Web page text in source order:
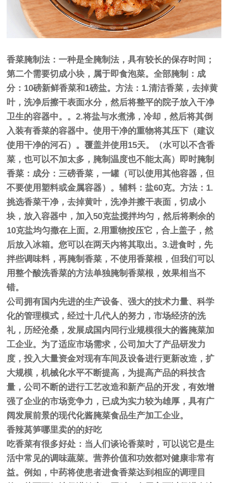
香菜腌制法：一种是全腌制法，具有较长的保存时间；
第二个需要切成小块，属于即食泡菜。全部腌制：成
分：10磅新鲜香菜和1磅盐。方法：1.清洁香菜，去掉黄
叶，洗净后擦干表面水分，然后将整平的院子放入干净
卫生的容器中。。2.将盐与水煮沸，冷却，然后将其倒
入装有香菜的容器中。使用干净的重物将其压下（建议
使用干净的河石）。覆盖并使用15天。（水可以不含香
菜，也可以不加太多，腌制温度也不能太高）即时腌制
香菜：成分：三磅香菜，一罐（可以使用其他容器，但
不要使用塑料或金属容器）。辅料：盐60克。方法：1.
挑选香菜干净，去掉黄叶，洗净并擦干表面，切成小
块，放入容器中，加入50克盐搅拌均匀，然后将剩余的
10克盐均匀撒在上面。2.用重物按压它，合上盖子，然
后放入冰箱。您可以在两天内将其取出。3.进食时，先
拌些调味料，再腌制香菜，不使用香菜根，但我们可以
用整个酸洗香菜的方法单独腌制香菜根，效果相当不
错。
公司拥有国内先进的生产设备、强大的技术力量、科学
化的管理模式，经过十几代人的努力，市场经济的洗
礼，历经沧桑，发展成国内同行业规模很大的酱腌菜加
工企业。为了适应市场需求，公司加大了产品研发力
度，投入大量资金对现有车间及设备进行更新改造，扩
大规模，机械化水平不断提高，为提高产品的科技含
量，公司不断的进行工艺改造和新产品的开发，有效增
强了企业的市场竞争力，已成为实力较为雄厚，具有广
阔发展前景的现代化酱腌菜食品生产加工企业。
香辣莴笋哪里卖的的好吃
吃香菜有很多好处：当人们谈论香菜时，可以说它是生
活中常见的调味蔬菜。营养价值和功效都对健康非常有
益。例如，中药将使患者进食香菜达到相应的调理目